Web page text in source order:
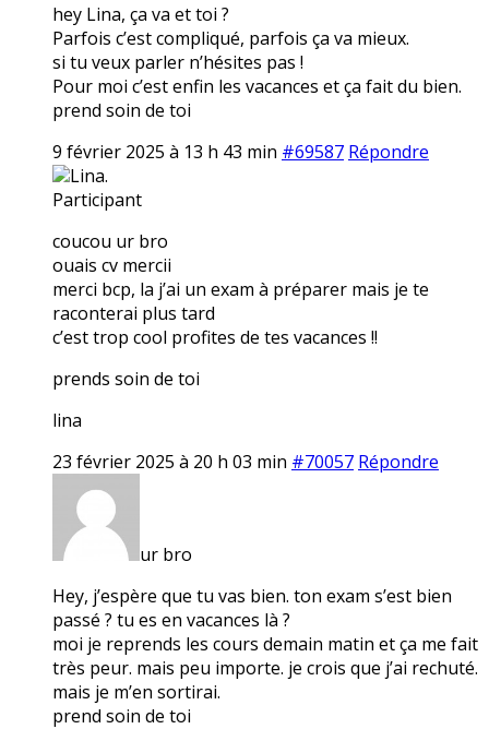
hey Lina, ça va et toi ?
Parfois c’est compliqué, parfois ça va mieux.
si tu veux parler n’hésites pas !
Pour moi c’est enfin les vacances et ça fait du bien.
prend soin de toi
9 février 2025 à 13 h 43 min #69587 Répondre
Lina.
Participant
coucou ur bro
ouais cv mercii
merci bcp, la j’ai un exam à préparer mais je te
raconterai plus tard
c’est trop cool profites de tes vacances !!
prends soin de toi
lina
23 février 2025 à 20 h 03 min #70057 Répondre
ur bro
Hey, j’espère que tu vas bien. ton exam s’est bien
passé ? tu es en vacances là ?
moi je reprends les cours demain matin et ça me fait
très peur. mais peu importe. je crois que j’ai rechuté.
mais je m’en sortirai.
prend soin de toi